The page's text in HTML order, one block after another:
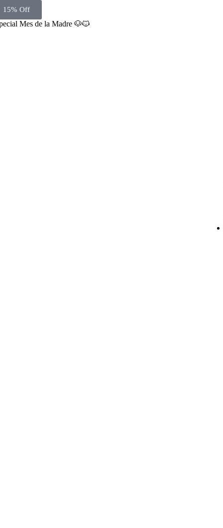
15% Off
Mes de la Madre 🐶🐱